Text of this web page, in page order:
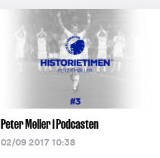
Peter Møller i Podcasten
02/09 2017 10:38